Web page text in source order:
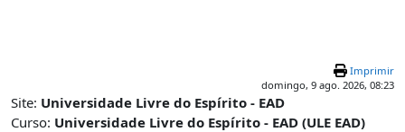
Imprimir
domingo, 9 ago. 2026, 08:23
Site: Universidade Livre do Espírito - EAD
Curso: Universidade Livre do Espírito - EAD (ULE EAD)